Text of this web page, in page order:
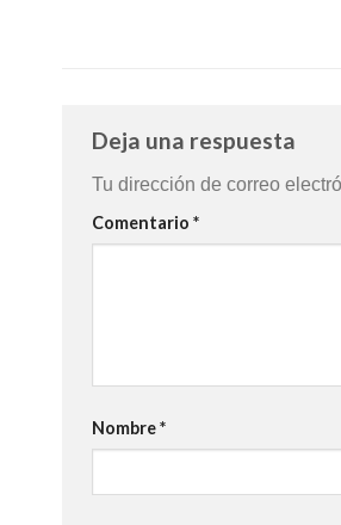
Deja una respuesta
Tu dirección de correo
Comentario *
Nombre*